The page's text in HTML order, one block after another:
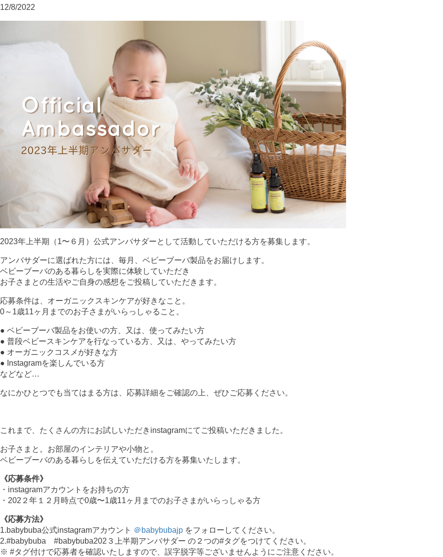
12/8/2022
2023年上半期（1〜６月）公式アンバサダーとして活動していただける方を募集します。
アンバサダーに選ばれた方には、毎月、ベビーブーバ製品をお届けします。
ベビーブーバのある暮らしを実際に体験していただき
お子さまとの生活やご自身の感想をご投稿していただきます。
応募条件は、オーガニックスキンケアが好きなこと。
0～1歳11ヶ月までのお子さまがいらっしゃること。
● ベビーブーバ製品をお使いの方、又は、使ってみたい方
● 普段ベビースキンケアを行なっている方、又は、やってみたい方
● オーガニックコスメが好きな方
● Instagramを楽しんでいる方
などなど…
なにかひとつでも当てはまる方は、応募詳細をご確認の上、ぜひご応募ください。
これまで、たくさんの方にお試しいただきinstagramにてご投稿いただきました。
お子さまと。お部屋のインテリアや小物と。
ベビーブーバのある暮らしを伝えていただける方を募集いたします。
《応募条件》
・instagramアカウントをお持ちの方
・202２年１２月時点で0歳〜1歳11ヶ月までのお子さまがいらっしゃる方
《応募方法》
1.babybuba公式instagramアカウント ＠babybubajp をフォローしてください。
2.#babybuba #babybuba202３上半期アンバサダー の２つの#タグをつけてください。
※ #タグ付けで応募者を確認いたしますので、誤字脱字等ございませんようにご注意ください。